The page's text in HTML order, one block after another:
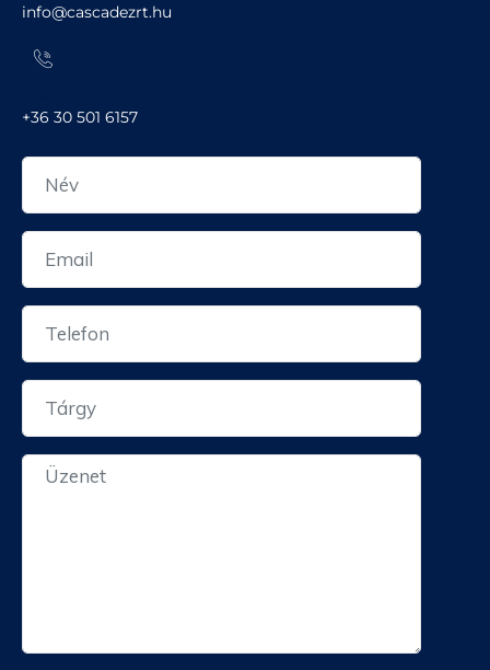
info@cascadezrt.hu
+36 30 501 6157